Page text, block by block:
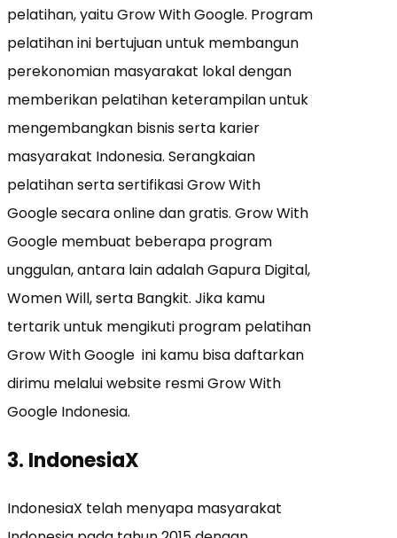
pelatihan, yaitu Grow With Google. Program
pelatihan ini bertujuan untuk membangun
perekonomian masyarakat lokal dengan
memberikan pelatihan keterampilan untuk
mengembangkan bisnis serta karier
masyarakat Indonesia. Serangkaian
pelatihan serta sertifikasi Grow With
Google secara online dan gratis. Grow With
Google membuat beberapa program
unggulan, antara lain adalah Gapura Digital,
Women Will, serta Bangkit. Jika kamu
tertarik untuk mengikuti program pelatihan
Grow With Google ini kamu bisa daftarkan
dirimu melalui website resmi Grow With
Google Indonesia.
3. IndonesiaX
IndonesiaX telah menyapa masyarakat